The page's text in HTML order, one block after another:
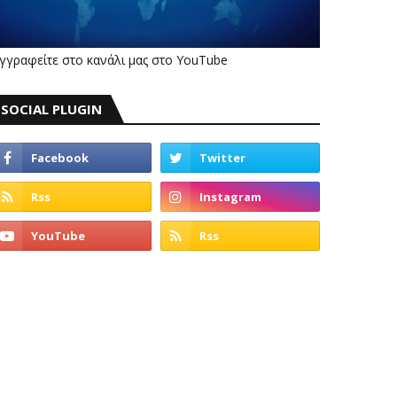
στο κανάλι μας στο YouTube
SOCIAL PLUGIN